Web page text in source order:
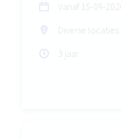
Vanaf 15-09-
Diverse locaties
3 jaar